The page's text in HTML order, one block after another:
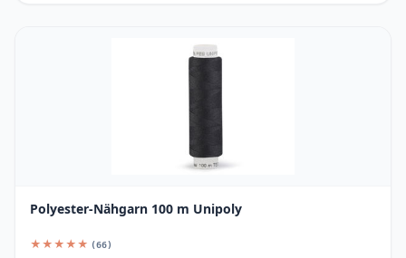
Polyester-Nähgarn 100 m Unipoly
★★★★★ (66)